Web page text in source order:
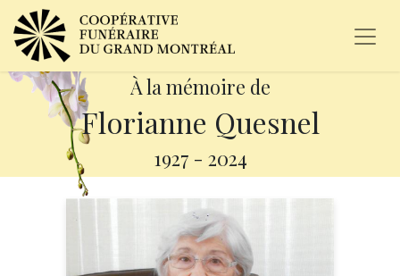
À la mémoire de
Florianne Quesnel
1927 - 2024